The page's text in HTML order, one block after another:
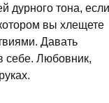
дурного тона, если
вы хлещете
Давать
себе. Любовник,